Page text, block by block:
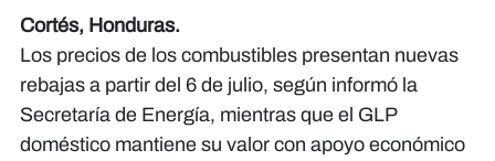
Cortés, Honduras.
Los precios de los combustibles presentan nuevas
rebajas a partir del 6 de julio, según informó la
Secretaría de Energía, mientras que el GLP
doméstico mantiene su valor con apoyo económico